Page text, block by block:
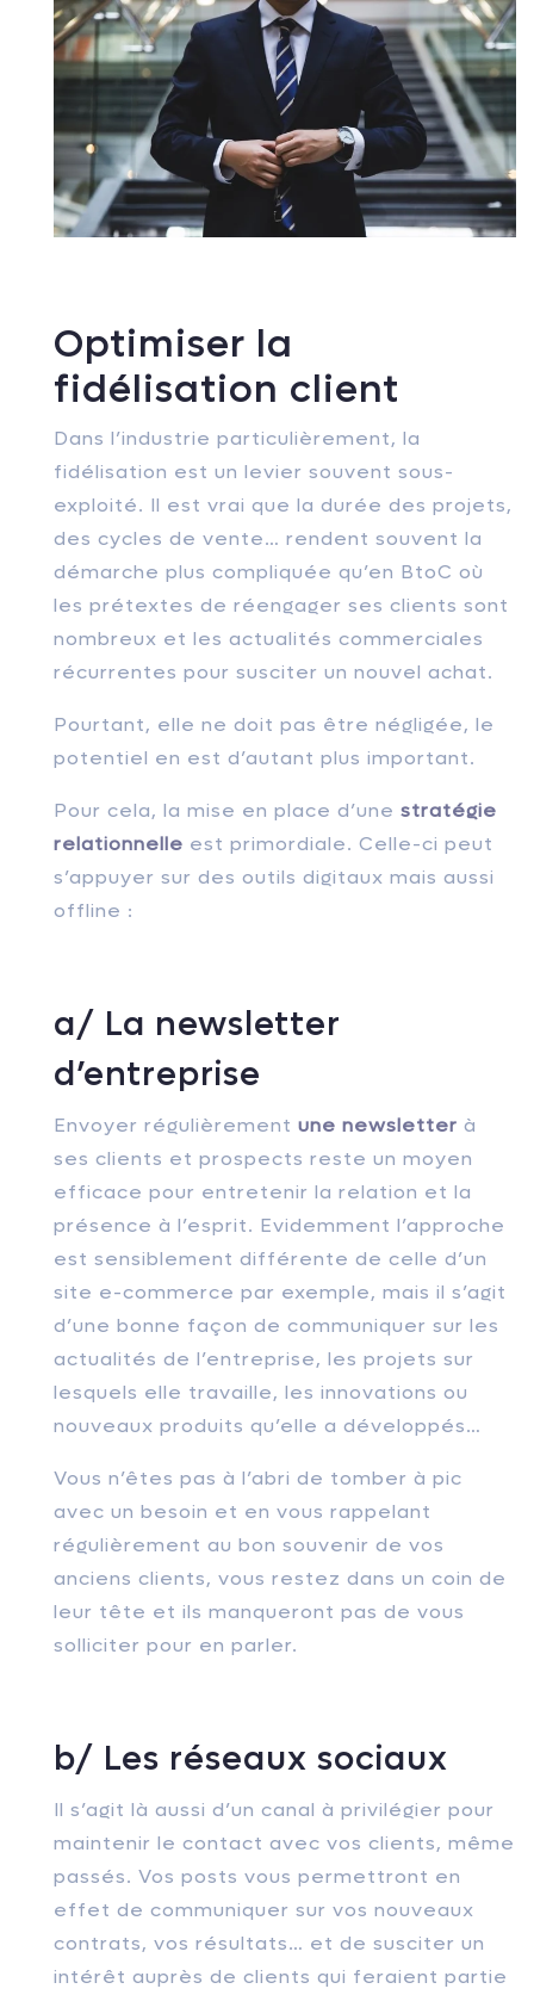
Optimiser la
fidélisation client
Dans l’industrie particulièrement, la
fidélisation est un levier souvent sous-
exploité. Il est vrai que la durée des projets,
des cycles de vente… rendent souvent la
démarche plus compliquée qu’en BtoC où
les prétextes de réengager ses clients sont
nombreux et les actualités commerciales
récurrentes pour susciter un nouvel achat.
Pourtant, elle ne doit pas être négligée, le
potentiel en est d’autant plus important.
Pour cela, la mise en place d’une stratégie
relationnelle est primordiale. Celle-ci peut
s’appuyer sur des outils digitaux mais aussi
offline :
a/ La newsletter
d’entreprise
Envoyer régulièrement une newsletter à
ses clients et prospects reste un moyen
efficace pour entretenir la relation et la
présence à l’esprit. Evidemment l’approche
est sensiblement différente de celle d’un
site e-commerce par exemple, mais il s’agit
d’une bonne façon de communiquer sur les
actualités de l’entreprise, les projets sur
lesquels elle travaille, les innovations ou
nouveaux produits qu’elle a développés…
Vous n’êtes pas à l’abri de tomber à pic
avec un besoin et en vous rappelant
régulièrement au bon souvenir de vos
anciens clients, vous restez dans un coin de
leur tête et ils manqueront pas de vous
solliciter pour en parler.
b/ Les réseaux sociaux
Il s’agit là aussi d’un canal à privilégier pour
maintenir le contact avec vos clients, même
passés. Vos posts vous permettront en
effet de communiquer sur vos nouveaux
contrats, vos résultats… et de susciter un
intérêt auprès de clients qui feraient partie